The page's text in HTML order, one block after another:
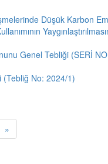
Düşük Karbon
Genel Tebliği (SERİ
(Tebliğ No: 2024/1)
»